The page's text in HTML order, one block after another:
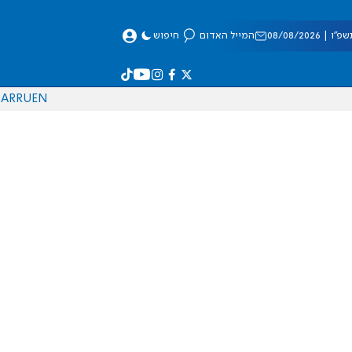
08/2026 המייל האדום חיפוש
EN
RU
AR